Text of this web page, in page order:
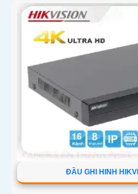
ĐẦU GHI HINH